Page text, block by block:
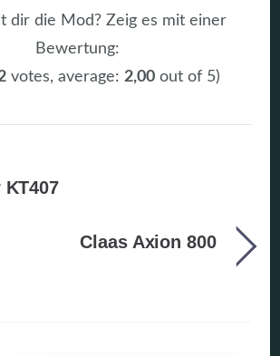
dir die Mod? Zeig es mit einer
Bewertung:
votes, average: 2,00 out of 5)
Claas Axion 800